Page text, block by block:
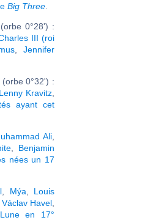
Big Three
0°28') :
III (roi
,Jennifer
0°32') :
Lenny Kravitz
ayant cet
Ali
Benjamin
nées un 17
Mýa
Louis
Václav Havel
en 17°